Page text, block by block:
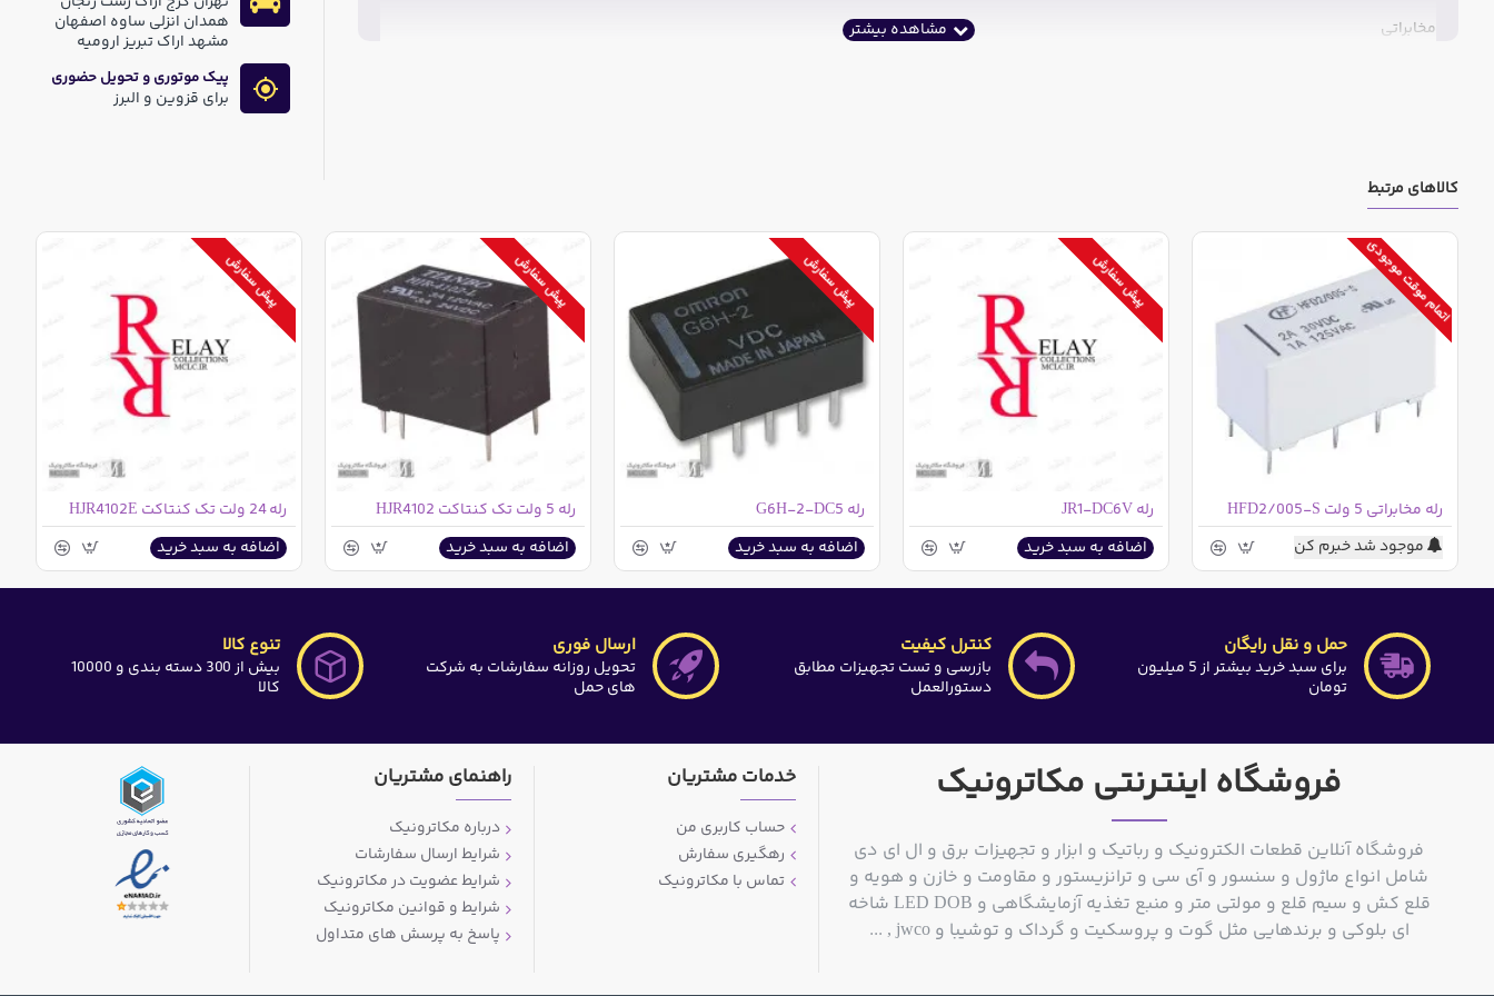
مخابراتی
همدان انزلی ساوه اصفهان
مشهد اراک تبریز ارومیه
پیک موتوری و تحویل حضوری
برای قزوین و البرز
کالاهای مرتبط
اتمام موقت موجودی
رله مخابراتی 5 ولت HFD2/005-S
موجود شد خبرم کن
پیش سفارش
رله JR1-DC6V
اضافه به سبد خرید
پیش سفارش
رله G6H-2-DC5
اضافه به سبد خرید
پیش سفارش
رله 5 ولت تک کنتاکت HJR4102
اضافه به سبد خرید
پیش سفارش
رله 24 ولت تک کنتاکت HJR4102E
اضافه به سبد خرید
حمل و نقل رایگان
برای سبد خرید بیشتر از 5 میلیون
تومان
کنترل کیفیت
بازرسی و تست تجهیزات مطابق
دستورالعمل
ارسال فوری
تحویل روزانه سفارشات به شرکت
های حمل
تنوع کالا
بیش از 300 دسته بندی و 10000
کالا
فروشگاه اینترنتی مکاترونیک
فروشگاه آنلاین قطعات الکترونیک و رباتیک و ابزار و تجهیزات برق و ال ای دی
شامل انواع ماژول و سنسور و آی سی و ترانزیستور و مقاومت و خازن و هویه و
قلع کش و سیم قلع و مولتی متر و منبع تغذیه آزمایشگاهی و LED DOB شاخه
ای بلوکی و برندهایی مثل گوت و پروسکیت و گرداک و توشیبا و jwco , ...
خدمات مشتریان
حساب کاربری من
رهگیری سفارش
تماس با مکاترونیک
راهنمای مشتریان
درباره مکاترونیک
شرایط ارسال سفارشات
شرایط عضویت در مکاترونیک
شرایط و قوانین مکاترونیک
پاسخ به پرسش های متداول